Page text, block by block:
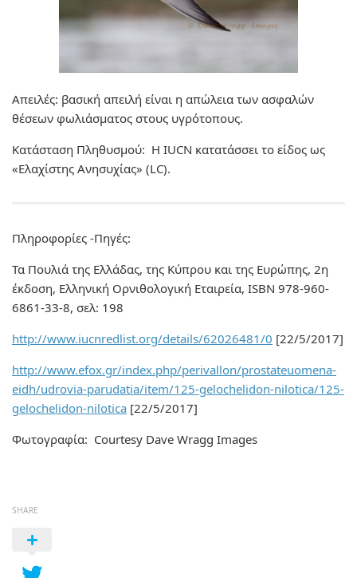
Απειλές: βασική απειλή είναι η απώλεια των ασφαλών
θέσεων φωλιάσματος στους υγρότοπους.
Κατάσταση Πληθυσμού: Η IUCN κατατάσσει το είδος ως
«Ελαχίστης Ανησυχίας» (LC).
Πληροφορίες -Πηγές:
Τα Πουλιά της Ελλάδας, της Κύπρου και της Ευρώπης, 2η
έκδοση, Ελληνική Ορνιθολογική Εταιρεία, ISBN 978-960-
6861-33-8, σελ: 198
http://www.iucnredlist.org/details/62026481/0 [22/5/2017]
http://www.efox.gr/index.php/perivallon/prostateuomena-
eidh/udrovia-parudatia/item/125-gelochelidon-nilotica/125-
gelochelidon-nilotica [22/5/2017]
Φωτογραφία: Courtesy Dave Wragg Images
SHARE